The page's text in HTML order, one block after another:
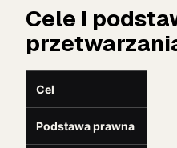
Cele i
Cel
Podstawa prawna